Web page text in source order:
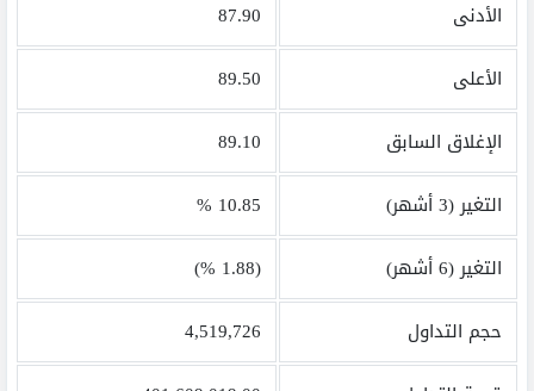
الأدنى
87.90
الأعلى
89.50
الإغلاق السابق
89.10
التغير (3 أشهر)
10.85 %
التغير (6 أشهر)
(1.88 %)
حجم التداول
4,519,726